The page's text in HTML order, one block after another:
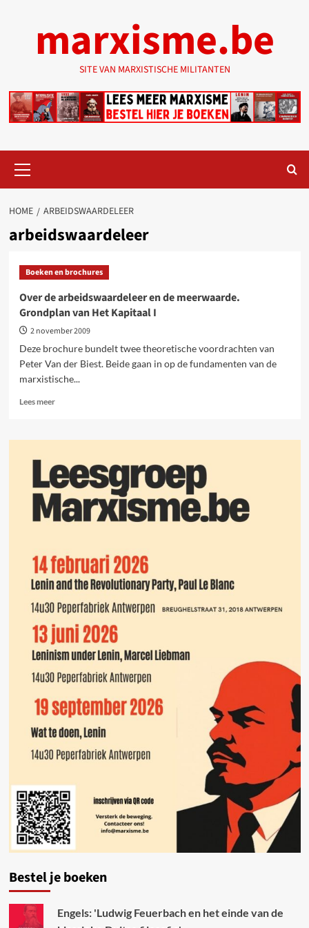
marxisme.be
SITE VAN MARXISTISCHE MILITANTEN
menu
HOME ARBEIDSWAARDELEER
arbeidswaardeleer
Boeken en brochures
Over de arbeidswaardeleer en de meerwaarde.
Grondplan van Het Kapitaal I
2 november 2009
Deze brochure bundelt twee theoretische voordrachten van
Peter Van der Biest. Beide gaan in op de fundamenten van de
marxistische...
Lees meerLees
Over
arbeidswaardeleer
en
de
meerwaarde.
Grondplan
Kapitaal
I
Bestel je boeken
Engels: 'Ludwig Feuerbach en het einde van de